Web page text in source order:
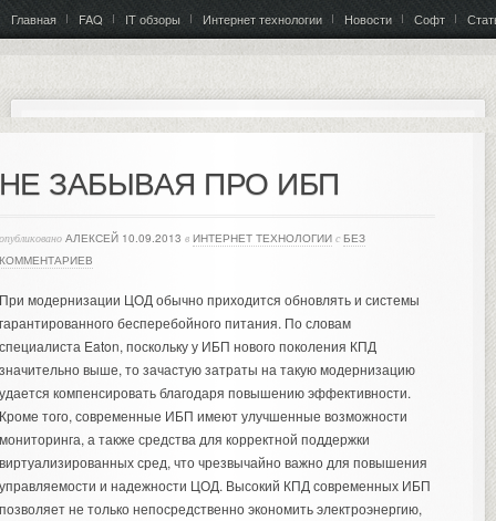
Главная FAQ IT обзоры Интернет технологии Новости Софт
ЗАБЫВАЯ ПРО ИБП
АЛЕКСЕЙ 10.09.2013 в ИНТЕРНЕТ ТЕХНОЛОГИИ с БЕЗ
модернизации ЦОД обычно приходится обновлять и системы
бесперебойного питания. По словам
Eaton, поскольку у ИБП нового поколения КПД
выше, то зачастую затраты на такую модернизацию
компенсировать благодаря повышению эффективности.
того, современные ИБП имеют улучшенные возможности
а также средства для корректной поддержки
сред, что чрезвычайно важно для повышения
и надежности ЦОД. Высокий КПД современных ИБП
не только непосредственно экономить электроэнергию,